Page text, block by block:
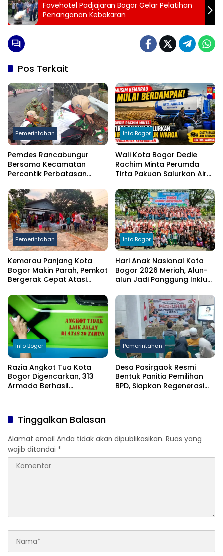
Favehotel Padjajaran Bogor Gelar Pelatihan
Penanganan Kebakaran
Pos Terkait
Pemerintahan
Pemdes Rancabungur
Bersama Kecamatan
Percantik Perbatasan
Putih Sambut HUT RI ke-81
Info Bogor
Wali Kota Bogor Dedie
Rachim Minta Perumda
Tirta Pakuan Salurkan Air
Terdampak Kekeringan
Pemerintahan
Kemarau Panjang Kota
Bogor Makin Parah, Pemkot
Bergerak Cepat Atasi
Info Bogor
Hari Anak Nasional Kota
Bogor 2026 Meriah, Alun-
alun Jadi Panggung Inklusi
Info Bogor
Razia Angkot Tua Kota
Bogor Digencarkan, 313
Armada Berhasil
Pemerintahan
Desa Pasirgaok Resmi
Bentuk Panitia Pemilihan
BPD, Siapkan Regenerasi
Tinggalkan Balasan
Alamat email Anda tidak akan dipublikasikan. Ruas yang
wajib ditandai *